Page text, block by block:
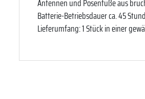
Antennen und Posenfüße aus
Batterie-Betriebsdauer ca. 45
Lieferumfang: 1 Stück in einer